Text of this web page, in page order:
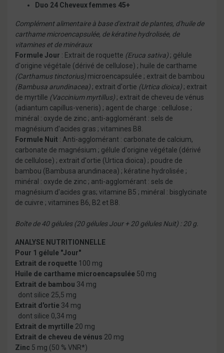
Duo 24 Cheveux femmes 45+
Complément alimentaire à base d'extrait de plantes, d'huile de
carthame microencapsulée, de kératine hydrolisée, de
vitamines et de minéraux
Formule Jour : Extrait de roquette (Eruca sativa) ; gélule
d'origine végétale (dérivé de cellulose) ; huile de carthame
(Carthamus tinctorius) microencapsulée ; extrait de bambou
(Bambusa arundinacea) ; extrait d'ortie (Urtica dioica) ; extrait
de myrtille (Vaccinium myrtillus) ; extrait de cheveu de vénus
(adiantum capillus-veneris) ; agent de charge : cellulose ;
minéral : oxyde de zinc ; anti-agglomérant : sels de
magnésium d'acides gras ; vitamines B8.
Formule Nuit : Anti-agglomérant : carbonate de calcium,
carbonate de magnésium ; gélule d'origine végétale (dérivé
de cellulose) ; extrait d'ortie (Urtica dioica) ; poudre de
bambou (Bambusa arundinacea) ; kératine hydrolisée ;
minéral : oxyde de zinc ; anti-agglomérant : sels de
magnésium d'acides gras; vitamine B5 ; minéral : bisglycinate
de cuivre ; vitamines B6, B2 et B8.
Boîte de 40 gélules (20 gélules Jour + 20 gélules Nuit) : 20 g.
ANALYSE NUTRITIONNELLE
Pour 1 gélule "Jour"
Extrait de roquette 100 mg
Huile de carthame microencapsulée 50 mg
Extrait de bambou 34 mg
dont silice 25,5 mg
Extrait d'ortie 34 mg
dont silice 0,34 mg
Extrait de myrtille 20 mg
Extrait de cheveu de vénus 20 mg
Zinc 5 mg (50 % VNR*)